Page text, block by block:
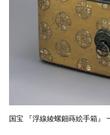
国宝 『浮線綾螺鈿蒔絵手箱』